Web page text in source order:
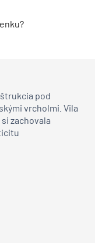
pod
vrcholmi. Vila
si zachovala